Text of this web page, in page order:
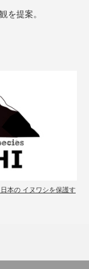
を提案。
本の イヌワシを保護す